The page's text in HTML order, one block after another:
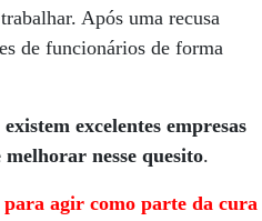
Após uma recusa
de funcionários de forma
existem excelentes empresas
nesse quesito.
para agir como parte da cura